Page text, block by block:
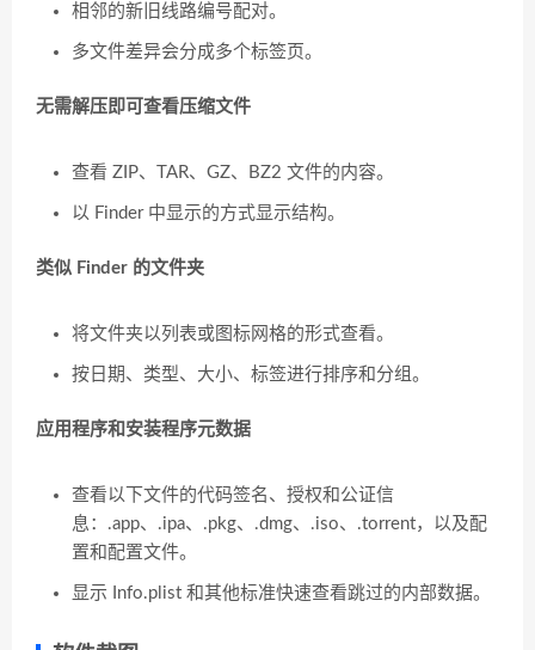
相邻的新旧线路编号配对。
多文件差异会分成多个标签页。
无需解压即可查看压缩文件
查看 ZIP、TAR、GZ、BZ2 文件的内容。
以 Finder 中显示的方式显示结构。
类似 Finder 的文件夹
将文件夹以列表或图标网格的形式查看。
按日期、类型、大小、标签进行排序和分组。
应用程序和安装程序元数据
查看以下文件的代码签名、授权和公证信
息：.app、.ipa、.pkg、.dmg、.iso、.torrent，以及配
置和配置文件。
显示 Info.plist 和其他标准快速查看跳过的内部数据。